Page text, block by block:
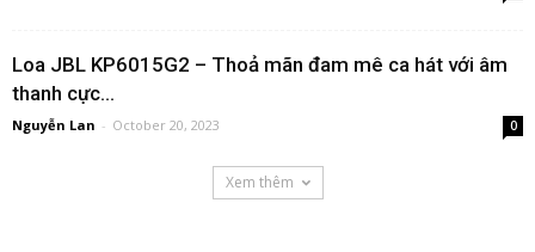
Loa JBL KP6015G2 – Thoả mãn đam mê ca hát với âm
thanh cực...
Nguyễn Lan - October 20, 2023 0
Xem thêm